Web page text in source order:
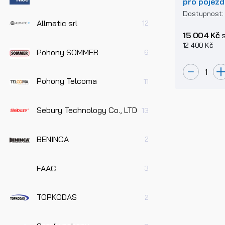
Allmatic srl 12
Pohony SOMMER 6
Pohony Telcoma 11
Sebury Technology Co., LTD 13
BENINCA 2
FAAC 3
TOPKODAS 2
Dostupnost:
15 004 Kč
12 400 Kč